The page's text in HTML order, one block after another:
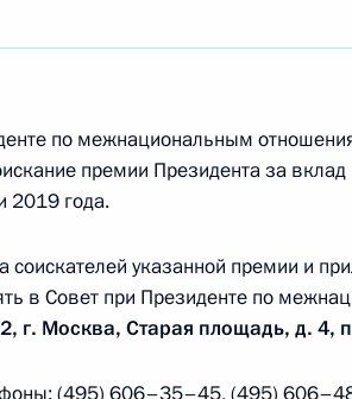
рабочей группы по подготовке
здравоохранения
вторник
по межнациональным
премии Президента за
2019 года.
соискателей указанной премии и
в Совет при Президенте по
г. Москва, Старая площадь, д. 4,